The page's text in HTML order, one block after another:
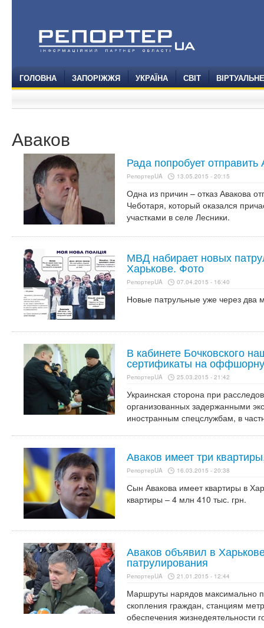
ГОЛОВНА ЗАПОРІЖЖЯ УКРАЇНА СВІТ
Аваков
Рада попробует отправить
РепортерUA 13.05.2015 - 20:15
Одна из причин – отказ Авакова
Чеботаря, который оказался
участками в селе Лесники.
МВД набирает новых
Харькове. Фото
РепортерUA 07.04.2015 - 16:40
Новые патрульные уже через два
В кабинете Бочковского
сертификаты на
РепортерUA 25.03.2015 - 21:42
Украинская сторона при
организованных задержанными
иностранным спецслужбам, в
Аваков имеет три
РепортерUA 16.03.2015 - 20:38
Сын Авакова имеет квартиры в
квартиры – 4 млн 410 тыс. грн.
Аваков объявил в
патрулирования
РепортерUA 21.01.2015 - 12:44
Маршруты нарядов максимально
скопления граждан, станциям
обеспечения жизнедеятельности